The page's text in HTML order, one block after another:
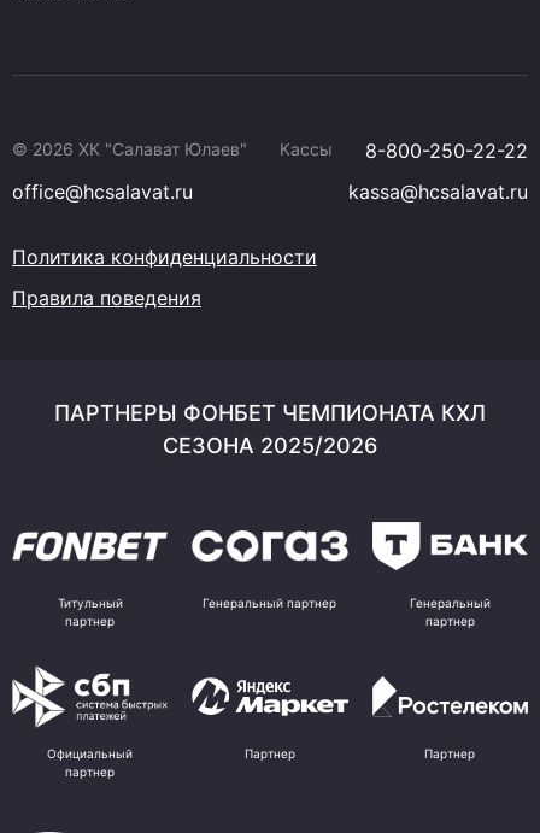
© 2026 ХК "Салават Юлаев" Кассы
8-800-250-22-22
office@hcsalavat.ru
kassa@hcsalavat.ru
Политика конфиденциальности
Правила поведения
ПАРТНЕРЫ ФОНБЕТ ЧЕМПИОНАТА КХЛ
СЕЗОНА 2025/2026
Титульный
партнер
Генеральный партнер
Генеральный
партнер
Официальный
партнер
Партнер Партнер